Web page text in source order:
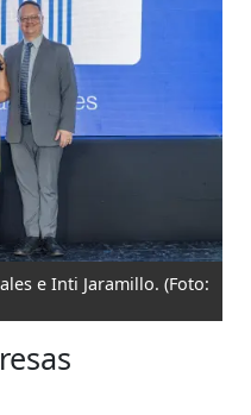
e Inti Jaramillo. (Foto: